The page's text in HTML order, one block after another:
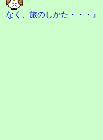
なく、旅のしかた・・・』